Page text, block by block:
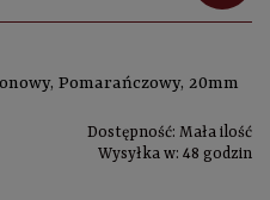
Pomarańczowy, 20mm
Dostępność: Mała ilość
Wysyłka w: 48 godzin